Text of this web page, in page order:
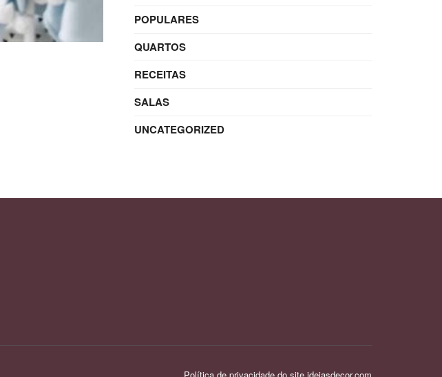
POPULARES
QUARTOS
RECEITAS
SALAS
UNCATEGORIZED